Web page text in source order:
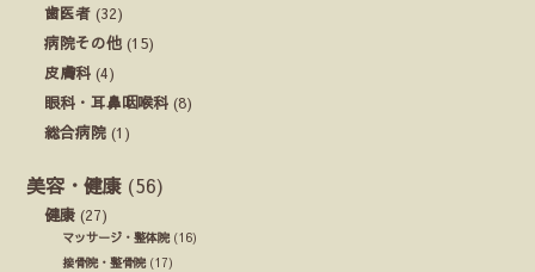
歯医者 (32)
病院その他 (15)
皮膚科 (4)
眼科・耳鼻咽喉科 (8)
総合病院 (1)
美容・健康 (56)
健康 (27)
マッサージ・整体院(16)
接骨院・整骨院(17)